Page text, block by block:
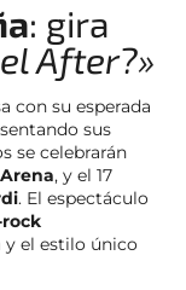
: gira
After?»
con su esperada
sus
se celebrarán
, y el 17
. El espectáculo
y el estilo único